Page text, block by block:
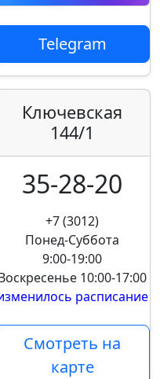
Telegram
Ключевская
144/1
35-28-20
+7 (3012)
Понед-Суббота
9:00-19:00
10:00-17:00
расписание
Смотреть на
карте